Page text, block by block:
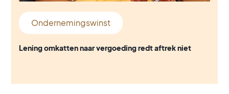
Ondernemingswinst
Lening omkatten naar vergoeding redt aftrek niet